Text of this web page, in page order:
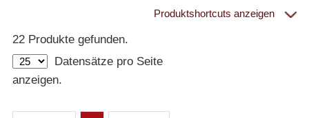
Login
English
Proteine
– Alle Proteine
– Human
Produktshortcuts anzeigen
22 Produkte gefunden.
Datensätze pro Seite
anzeigen.